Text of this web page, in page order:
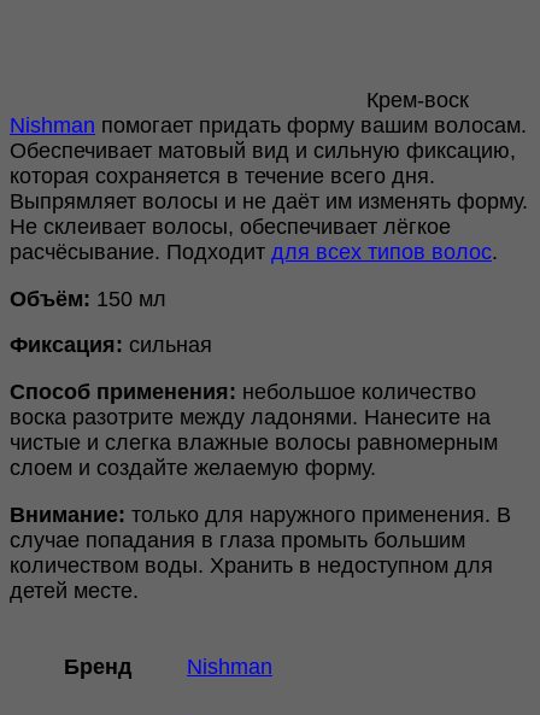
Крем-воск
Nishman помогает придать форму вашим волосам.
Обеспечивает матовый вид и сильную фиксацию,
которая сохраняется в течение всего дня.
Выпрямляет волосы и не даёт им изменять форму.
Не склеивает волосы, обеспечивает лёгкое
расчёсывание. Подходит для всех типов волос.
Объём: 150 мл
Фиксация: сильная
Способ применения: небольшое количество
воска разотрите между ладонями. Нанесите на
чистые и слегка влажные волосы равномерным
слоем и создайте желаемую форму.
Внимание: только для наружного применения. В
случае попадания в глаза промыть большим
количеством воды. Хранить в недоступном для
детей месте.
Бренд Nishman